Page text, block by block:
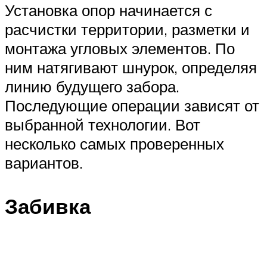
Установка опор начинается с
расчистки территории, разметки и
монтажа угловых элементов. По
ним натягивают шнурок, определяя
линию будущего забора.
Последующие операции зависят от
выбранной технологии. Вот
несколько самых проверенных
вариантов.
Забивка